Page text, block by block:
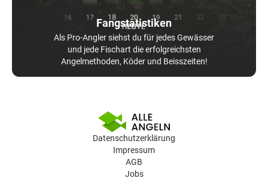
Fangstatistiken
Als Pro-Angler siehst du für jedes Gewässer
und jede Fischart die erfolgreichsten
Angelmethoden, Köder und Beisszeiten!
Datenschutzerklärung
Impressum
AGB
Jobs